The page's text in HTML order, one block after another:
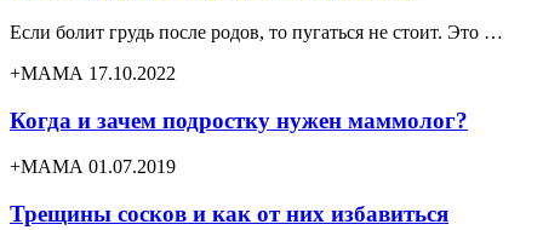
Если болит грудь после родов, то пугаться не стоит. Это …
+МАМА 17.10.2022
Когда и зачем подростку нужен маммолог?
+МАМА 01.07.2019
Трещины сосков и как от них избавиться